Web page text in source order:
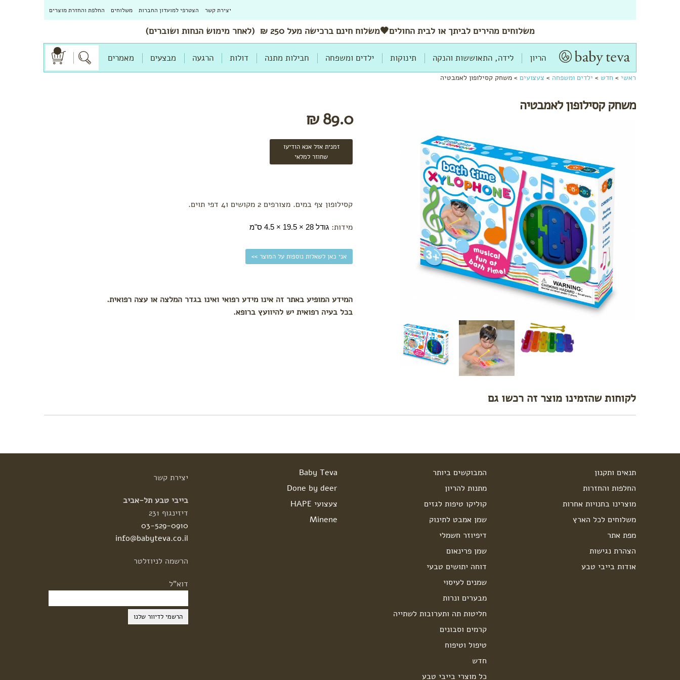
יצירת קשר הצטרפי למועדון החברות משלוחים החלפת והחזרת מוצרים
משלוחים מהירים לביתך או לבית החולים🖤משלוח חינם ברכישה מעל 250 ₪ (לאחר מימוש הנחות ושוברים)
הריון לידה, התאוששות והנקה תינוקות ילדים ומשפחה חבילות מתנה דולות הרגעה מבצעים מאמרים
ראשי > חדש > ילדים ומשפחה > צעצועים > משחק קסילופון לאמבטיה
משחק קסילופון לאמבטיה
89.0 ₪
זמנית אזל אנא הודיעו
שחוזר למלאי
קסילופון צף במים. מצורפים 2 מקושים ו4 דפי תוים.
מידות: גודל 28 × 19.5 × 4.5 ס"מ
אני כאן לשאלות נוספות על המוצר >>
המידע המופיע באתר זה אינו מידע רפואי ואינו בגדר המלצה או עצה רפואית.
בכל בעיה רפואית יש להיוועץ ברופא.
לקוחות שהזמינו מוצר זה רכשו גם
תנאים ותקנון
החלפות והחזרות
מוצרינו בחנויות אחרות
משלוחים לכל הארץ
מפת אתר
הצהרת נגישות
אודות בייבי טבע
המבוקשים ביותר
מתנות להריון
קוליקו טיפות לגזים
שמן אמבט לתינוק
דיפיוזר חשמלי
שמן פרינאום
דוחה יתושים טבעי
שמנים לעיסוי
מבערים ונרות
חליטות תה ותערובות לשתייה
קרמים וסבונים
טיפול וטיפוח
חדש
כל מוצרי בייבי טבע
Baby Teva
Done by deer
צעצועי HAPE
Minene
יצירתקשר
בייבי טבע תל-אביב
דיזינגוף 231
03-529-0910
info@babyteva.co.il
הרשמה לניוזלטר
דוא"ל